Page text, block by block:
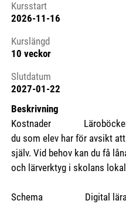
Kursstart 6210680
Kursstart
2026-11-16
Kurslängd
10 veckor
Slutdatum
2027-01-22
Beskrivning
Kostnader Läroböcker,
du som elev har för avsikt
själv. Vid behov kan du få
och lärverktyg i skolans
Schema Digital